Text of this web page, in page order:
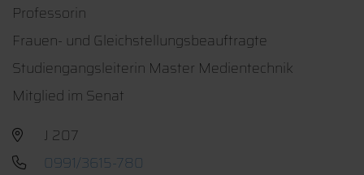
Professorin
Frauen- und Gleichstellungsbeauftragte
Studiengangsleiterin Master Medientechnik
Mitglied im Senat
J 207
0991/3615-780